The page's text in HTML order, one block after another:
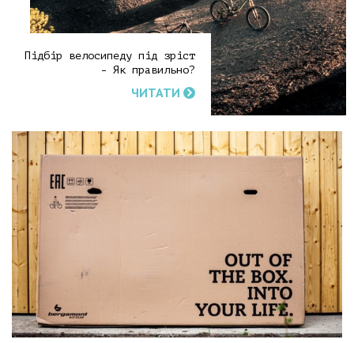
Підбір велосипеду під зріст
- Як правильно?
ЧИТАТИ